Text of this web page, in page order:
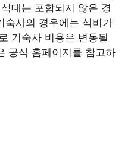
대는 포함되지 않은 경
숙사의 경우에는 식비가
기숙사 비용은 변동될
공식 홈페이지를 참고하